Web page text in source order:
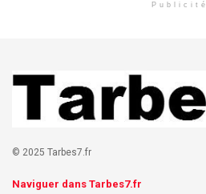
Publicité
© 2025 Tarbes7.fr
Naviguer dans Tarbes7.fr